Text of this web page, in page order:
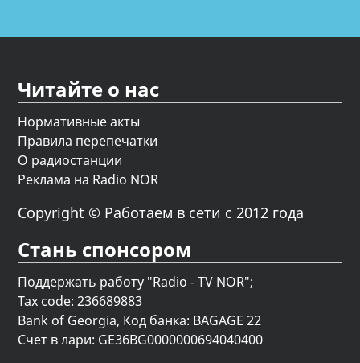
Читайте о нас
Нормативные акты
Правила перепечатки
О радиостанции
Реклама на Radio NOR
Copyright © Работаем в сети с 2012 года
Стань спонсором
Поддержать работу "Radio - TV NOR";
Tax code: 236689883
Bank of Georgia, Код банка: BAGAGE 22
Счет в лари: GE36BG0000000694040400